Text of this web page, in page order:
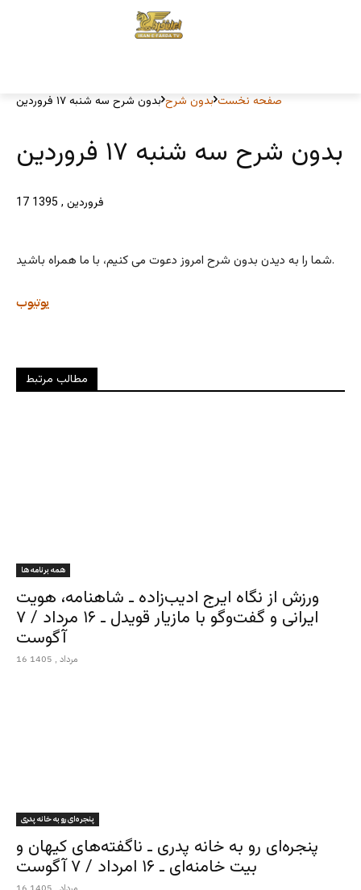
صفحه نخست بدون شرح بدون شرح سه شنبه ۱۷ فروردین
بدون شرح سه شنبه ۱۷ فروردین
17 فروردین , 1395
شما را به دیدن بدون شرح امروز دعوت می کنیم، با ما همراه باشید.
یوتیوب
مطالب مرتبط
همه برنامه ها
ورزش از نگاه ایرج ادیب‌زاده ـ شاهنامه، هویت
ایرانی و گفت‌وگو با مازیار قویدل ـ ۱۶ مرداد / ۷
آگوست
16 مرداد , 1405
پنجره‌ای رو به خانه پدری
پنجره‌ای رو به خانه پدری ـ ناگفته‌های کیهان و
بیت خامنه‌ای ـ ۱۶ امرداد / ۷ آگوست